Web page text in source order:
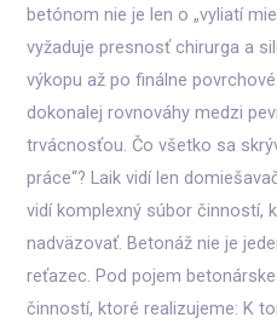
betónom nie je len o „vyliatí
vyžaduje presnosť chirurga a
výkopu až po finálne
dokonalej rovnováhy medzi
trvácnosťou. Čo všetko sa
práce“? Laik vidí len
vidí komplexný súbor činností,
nadväzovať. Betonáž nie je
reťazec. Pod pojem
činností, ktoré realizujeme: K